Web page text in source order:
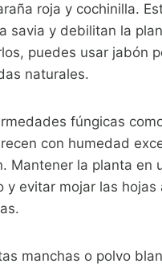
roja y cochinilla.
savia y debilitan la
puedes usar jabón
naturales.
fúngicas
con humedad
Mantener la planta en
y evitar mojar las hojas
manchas o polvo